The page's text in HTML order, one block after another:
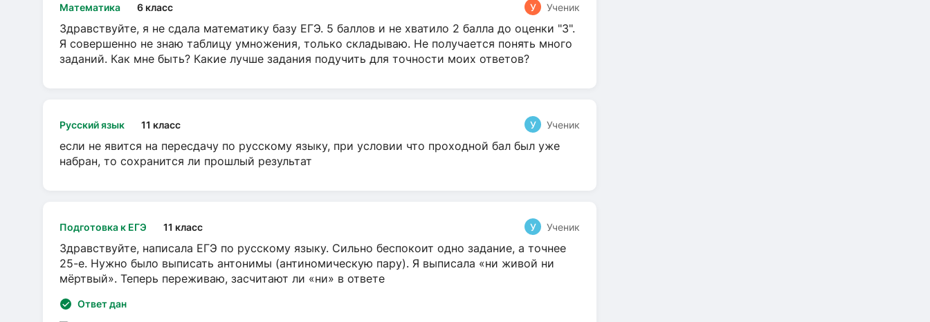
Математика 6 класс У Ученик
Здравствуйте, я не сдала математику базу ЕГЭ. 5 баллов и не хватило 2 балла до оценки "3".
Я совершенно не знаю таблицу умножения, только складываю. Не получается понять много
заданий. Как мне быть? Какие лучше задания подучить для точности моих ответов?
Русский язык 11 класс У Ученик
если не явится на пересдачу по русскому языку, при условии что проходной бал был уже
набран, то сохранится ли прошлый результат
Подготовка к ЕГЭ 11 класс У Ученик
Здравствуйте, написала ЕГЭ по русскому языку. Сильно беспокоит одно задание, а точнее
25-е. Нужно было выписать антонимы (антиномическую пару). Я выписала «ни живой ни
мёртвый». Теперь переживаю, засчитают ли «ни» в ответе
Ответ дан